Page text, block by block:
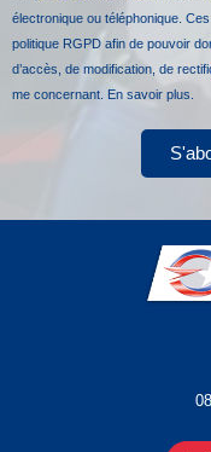
électronique ou téléphonique.
politique RGPD afin de pouvoir
d’accès, de modification, de
me concernant. En savoir plus.